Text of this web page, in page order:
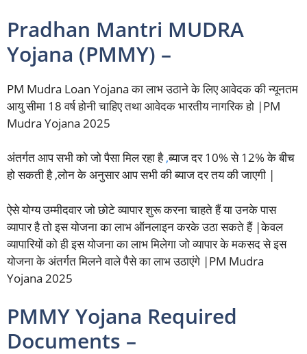
Pradhan Mantri MUDRA
Yojana (PMMY) –
PM Mudra Loan Yojana का लाभ उठाने के लिए आवेदक की न्यूनतम
आयु सीमा 18 वर्ष होनी चाहिए तथा आवेदक भारतीय नागरिक हो |PM
Mudra Yojana 2025
अंतर्गत आप सभी को जो पैसा मिल रहा है,ब्याज दर 10% से 12% के बीच
हो सकती है ,लोन के अनुसार आप सभी की ब्याज दर तय की जाएगी |
ऐसे योग्य उम्मीदवार जो छोटे व्यापार शुरू करना चाहते हैं या उनके पास
व्यापार है तो इस योजना का लाभ ऑनलाइन करके उठा सकते हैं |केवल
व्यापारियों को ही इस योजना का लाभ मिलेगा जो व्यापार के मकसद से इस
योजना के अंतर्गत मिलने वाले पैसे का लाभ उठाएंगे |PM Mudra
Yojana 2025
PMMY Yojana Required
Documents –